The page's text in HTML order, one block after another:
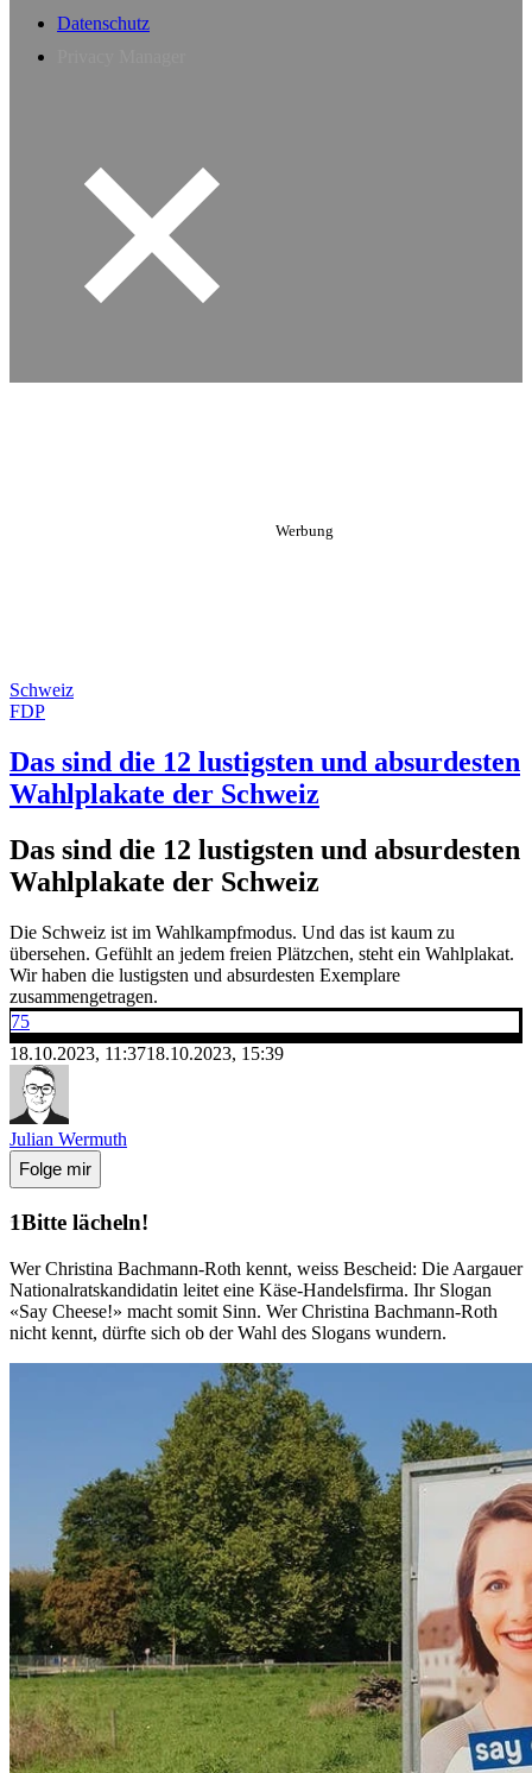
Datenschutz
Schweiz
FDP
Das sind die 12 lustigsten und absurdesten
Wahlplakate der Schweiz
Das sind die 12 lustigsten und absurdesten
Wahlplakate der Schweiz
Die Schweiz ist im Wahlkampfmodus. Und das ist kaum zu
übersehen. Gefühlt an jedem freien Plätzchen, steht ein Wahlplakat.
Wir haben die lustigsten und absurdesten Exemplare
zusammengetragen.
75
18.10.2023, 11:3718.10.2023, 15:39
Julian Wermuth
Folge mir
Bitte lächeln!
Wer Christina Bachmann-Roth kennt, weiss Bescheid: Die Aargauer
Nationalratskandidatin leitet eine Käse-Handelsfirma. Ihr Slogan
«Say Cheese!» macht somit Sinn. Wer Christina Bachmann-Roth
nicht kennt, dürfte sich ob der Wahl des Slogans wundern.